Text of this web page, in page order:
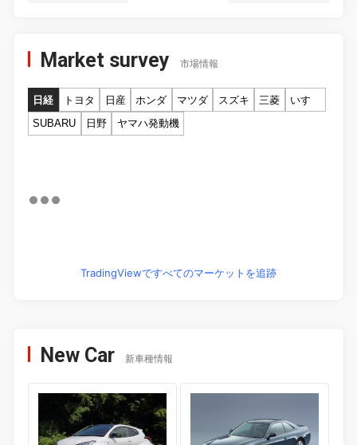
Market survey 市場情報
日経 トヨタ 日産 ホンダ マツダ スズキ 三菱
いすゞ
SUBARU
日野 ヤマハ発動機
TradingViewですべてのマーケットを追跡
New Car 新車種情報